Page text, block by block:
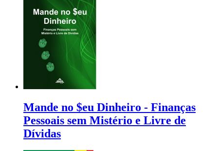
Mande no $eu Dinheiro - Finanças
Pessoais sem Mistério e Livre de
Dívidas